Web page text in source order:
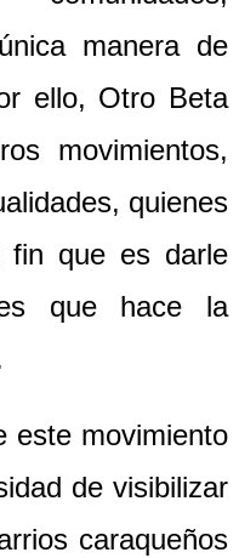
manera de
ello, Otro Beta
movimientos,
quienes
fin que es darle
que hace la
este movimiento
de visibilizar
caraqueños